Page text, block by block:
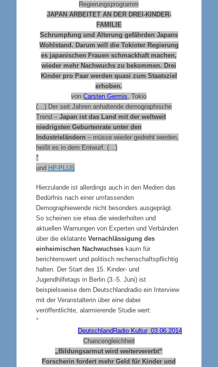
Regierungsprogramm
JAPAN ARBEITET AN DER DREI-KINDER-
FAMILIE
Schrumpfung und Alterung gefährden Japans
Wohlstand. Darum will die Tokioter Regierung
es japanischen Frauen schmackhaft machen,
wieder mehr Nachwuchs zu bekommen. Drei
Kinder pro Paar werden quasi zum Staatsziel
erhoben.
vonCarsten Germis, Tokio
(…) Der seit Jahren anhaltende demographische
Trend – Japan ist das Land mit der weltweit
niedrigsten Geburtenrate unter den
Industrieländern – müsse wieder gedreht werden,
heißt es in dem Entwurf. (…)
°
und HP-PLUS
Hierzulande ist allerdings auch in den Medien das
Bedürfnis nach einer umfassenden
Demographiewende nicht besonders ausgeprägt.
So scheinen sie etwa die wiederholten und
aktuellen Warnungen von Experten und Verbänden
über die eklatante Vernachlässigung des
einheimischen Nachwuchseskaum für
berichtenswert und politisch rechenschaftspflichtig
halten. Der Start des 15. Kinder- und
Jugendhilfetags in Berlin (3.-5. Juni) ist
beispielsweise dem Deutschlandradio ein Interview
mit der Veranstalterin über eine dabei
veröffentlichte, alarmierende Studie wert:
°
DeutschlandRadio Kultur, 03.06.2014
Chancengleichheit
„Bildungsarmut wird weitervererbt“
Forscherin fordert mehr Geld für Kinder und